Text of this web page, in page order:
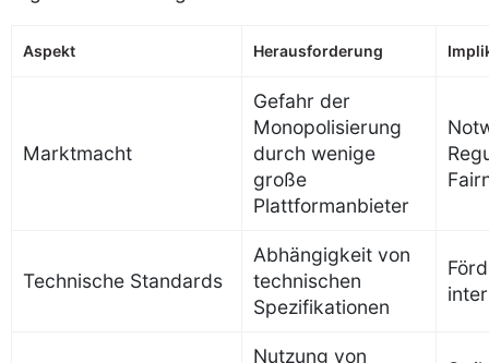
Aspekt Herausforderung
Marktmacht
Gefahr der
Monopolisierung
durch wenige
große
Plattformanbieter
Technische Standards
Abhängigkeit von
technischen
Spezifikationen
Nutzung von